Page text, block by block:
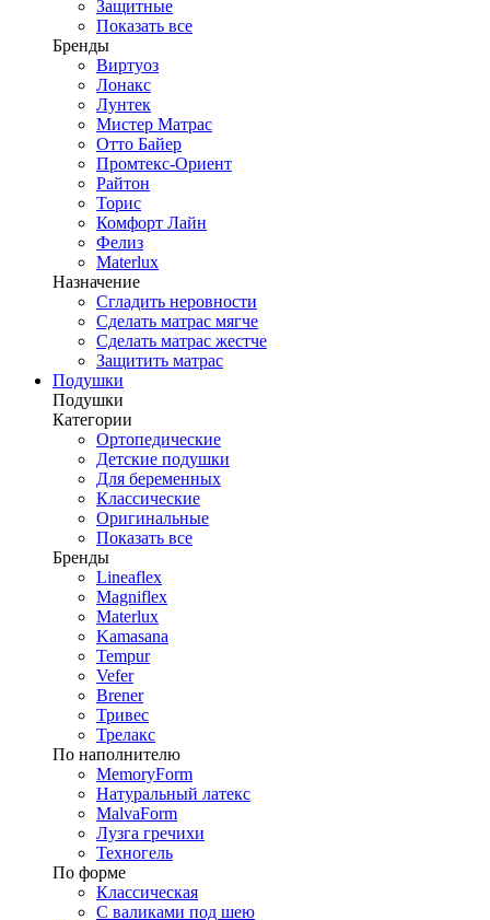
Защитные
Показать все
Бренды
Виртуоз
Лонакс
Лунтек
Мистер Матрас
Отто Байер
Промтекс-Ориент
Райтон
Торис
Комфорт Лайн
Фелиз
Materlux
Назначение
Сгладить неровности
Сделать матрас мягче
Сделать матрас жестче
Защитить матрас
Подушки
Подушки
Категории
Ортопедические
Детские подушки
Для беременных
Классические
Оригинальные
Показать все
Бренды
Lineaflex
Magniflex
Materlux
Kamasana
Tempur
Vefer
Brener
Тривес
Трелакс
По наполнителю
MemoryForm
Натуральный латекс
MalvaForm
Лузга гречихи
Техногель
По форме
Классическая
С валиками под шею